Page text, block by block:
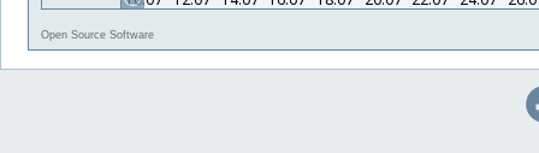
Open Source Software